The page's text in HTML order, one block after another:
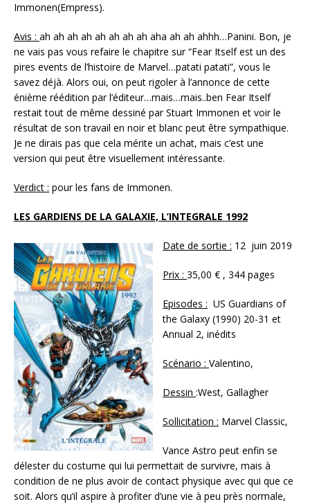
Immonen(Empress).
Avis : ah ah ah ah ah ah ah ah aha ah ah ahhh…Panini. Bon, je
ne vais pas vous refaire le chapitre sur “Fear Itself est un des
pires events de l’histoire de Marvel…patati patati”, vous le
savez déjà. Alors oui, on peut rigoler à l’annonce de cette
énième réédition par l’éditeur…mais…mais..ben Fear Itself
restait tout de même dessiné par Stuart Immonen et voir le
résultat de son travail en noir et blanc peut être sympathique.
Je ne dirais pas que cela mérite un achat, mais c’est une
version qui peut être visuellement intéressante.
Verdict : pour les fans de Immonen.
LES GARDIENS DE LA GALAXIE, L’INTEGRALE 1992
Date de sortie : 12 juin 2019
Prix : 35,00 € , 344 pages
Episodes : US Guardians of
the Galaxy (1990) 20-31 et
Annual 2, inédits
Scénario : Valentino,
Dessin :West, Gallagher
Sollicitation : Marvel Classic,
Vance Astro peut enfin se
délester du costume qui lui permettait de survivre, mais à
condition de ne plus avoir de contact physique avec qui que ce
soit. Alors qu’il aspire à profiter d’une vie à peu près normale,